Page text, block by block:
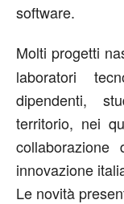
software.
Molti progetti
laboratori
dipendenti,
territorio, nei
innovazione
Le novità